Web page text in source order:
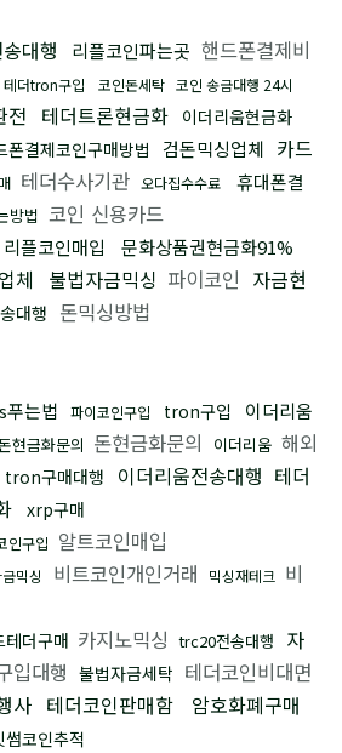
대행 리플코인파는곳 핸드폰결제비
테더tron구입 코인돈세탁 코인 송금대행 24시
전 테더트론현금화 이더리움현금화
폰결제코인구매방법 검돈믹싱업체 카드
테더수사기관 오다집수수료
휴대폰결
방법 코인 신용카드
리플코인매입 문화상품권현금화91%
체 불법자금믹싱 파이코인 자금현
대행 돈믹싱방법
푸는법 파이코인구입 tron구입
이더리움
현금화문의 돈현금화문의 이더리움 해외
tron구매대행 이더리움전송대행 테더
xrp구매
인구입 알트코인매입
믹싱 비트코인개인거래 믹싱재테크 비
테더구매 카지노믹싱 trc20전송대행
자
입대행 불법자금세탁 테더코인비대면
사 테더코인판매함
암호화폐구매
썸코인추적